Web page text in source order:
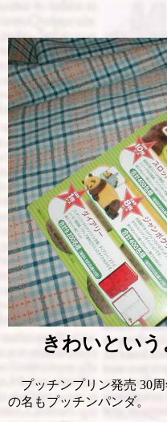
きわいとい
プッチンプリン発売 30
の名もプッチンパンダ。